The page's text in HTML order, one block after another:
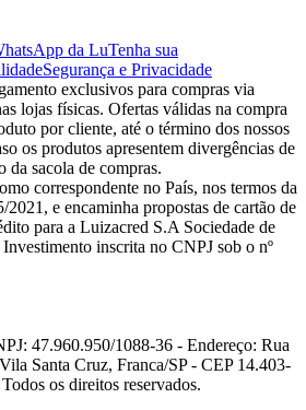
da LuTenha sua
Segurança e Privacidade
exclusivos para compras via
lojas físicas. Ofertas válidas na compra
por cliente, até o término dos nossos
os produtos apresentem divergências de
da sacola de compras.
correspondente no País, nos termos da
e encaminha propostas de cartão de
para a Luizacred S.A Sociedade de
inscrita no CNPJ sob o nº
47.960.950/1088-36 - Endereço: Rua
Santa Cruz, Franca/SP - CEP 14.403-
os direitos reservados.